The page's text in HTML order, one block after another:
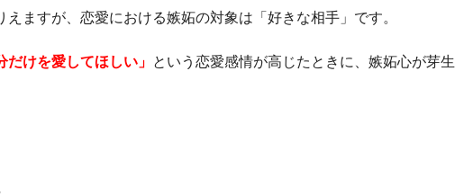
ますが、恋愛における嫉妬の対象は「好きな相手」です。
だけを愛してほしい」 という恋愛感情が高じたときに、嫉妬心が芽生